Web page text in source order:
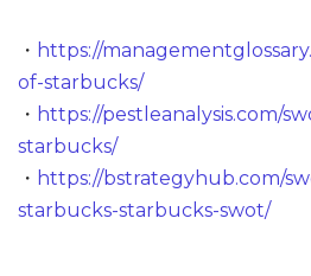
・ https://
of-starbucks/
・ https://pestleanalysis.com/
starbucks/
・ https://bstrategyhub.com/
starbucks-starbucks-swot/